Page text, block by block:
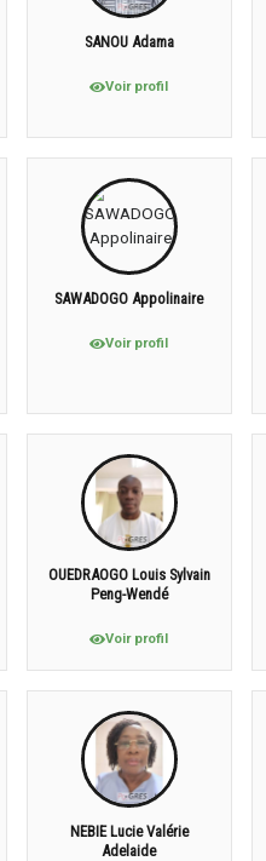
SANOU Adama
Voir profil
SAWADOGO Appolinaire
Voir profil
OUEDRAOGO Louis Sylvain
Peng-Wendé
Voir profil
NEBIE Lucie Valérie
Adelaide